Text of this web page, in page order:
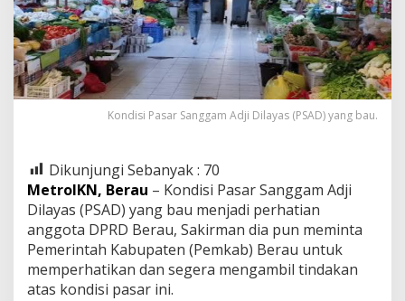
Kondisi Pasar Sanggam Adji Dilayas (PSAD) yang bau.
Dikunjungi Sebanyak : 70
MetroIKN, Berau – Kondisi Pasar Sanggam Adji
Dilayas (PSAD) yang bau menjadi perhatian
anggota DPRD Berau, Sakirman dia pun meminta
Pemerintah Kabupaten (Pemkab) Berau untuk
memperhatikan dan segera mengambil tindakan
atas kondisi pasar ini.